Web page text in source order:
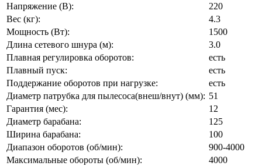
Напряжение (В):
220
Вес (кг):
4.3
Мощность (Вт):
1500
Длина сетевого шнура (м):
3.0
Плавная регулировка оборотов:
есть
Плавный пуск:
есть
Поддержание оборотов при нагрузке:
есть
Диаметр патрубка для пылесоса(внеш/внут) (мм): 51
Гарантия (мес):
12
Диаметр барабана:
125
Ширина барабана:
100
Диапазон оборотов (об/мин):
900-4000
Максимальные обороты (об/мин):
4000